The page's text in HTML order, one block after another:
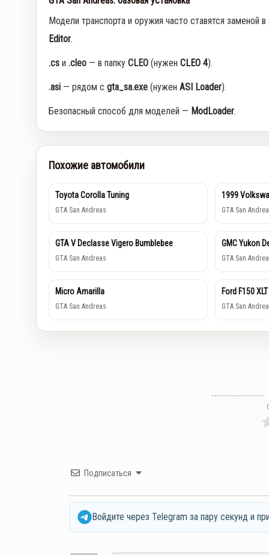
Модели транспорта и оружия часто ставятся заменой
Editor.
.cs и .cleo — в папку CLEO (нужен CLEO 4).
.asi — рядом с gta_sa.exe (нужен ASI Loader).
Безопасный способ для моделей — ModLoader.
Похожие автомобили
Toyota Corolla Tuning
GTA San Andreas
1999
GTA San
GTA V Declasse Vigero Bumblebee
GTA San Andreas
GMC Yukon
GTA San
Micro Amarilla
GTA San Andreas
Ford F150 XLT
GTA San
Подписаться
Войдите через Telegram за пару секунд и